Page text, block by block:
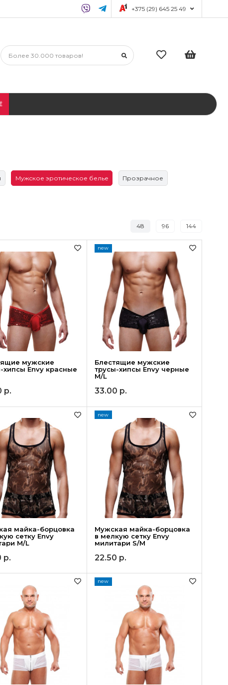
+375 (29) 645 25 49
Мужское эротическое белье Прозрачное
48 96 144
мужские
хипсы Envy красные
р.
Блестящие мужские
трусы-хипсы Envy черные
M/L
new
33.00 р.
майка-борцовка
сетку Envy
M/L
р.
Мужская майка-борцовка
в мелкую сетку Envy
милитари S/M
new
22.50 р.
new